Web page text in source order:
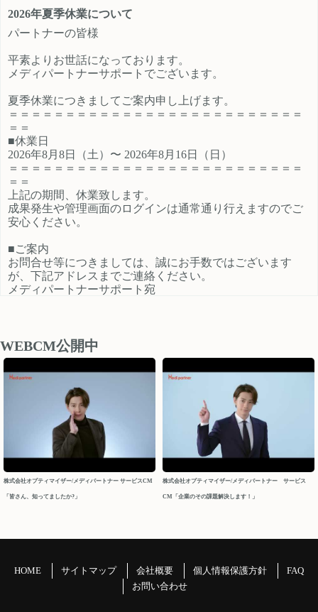
ださい。 メディパートナーにご登録
いただいているアフィリエイター様
連絡ください。
ール欄に注目のカテゴリを見たとい
う旨をご入力ください。 メディパー
ィリエイター様は「お問い合わせは
こちら」からご連絡ください。
2026年夏季休業について
パートナーの皆様
平素よりお世話になっております。
メディパートナーサポートでございます。
夏季休業につきましてご案内申し上げます。
＝＝＝＝＝＝＝＝＝＝＝＝＝＝＝＝＝＝＝＝＝＝＝＝＝＝
＝＝
■休業日
2026年8月8日（土）〜 2026年8月16日（日）
＝＝＝＝＝＝＝＝＝＝＝＝＝＝＝＝＝＝＝＝＝＝＝＝＝＝
＝＝
上記の期間、休業致します。
成果発生や管理画面のログインは通常通り行えますのでご
安心ください。
■ご案内
お問合せ等につきましては、誠にお手数ではございます
が、下記アドレスまでご連絡ください。
メディパートナーサポート宛
後、順次確認し対応させていただきます。
以上、ご迷惑をお掛け致しますが、どうぞよろしくお願い
申し上げます。
今後ともメディパートナーを何卒よろしくお願いいたしま
メディパートナーサポート
2026/04/10
ートでございます。
GW休業につきましてご案内申し上げます。
WEBCM公開中
株式会社オプティマイザー/メディパートナー サービスCM
「皆さん、知ってましたか?」
株式会社オプティマイザー/メディパートナー サービス
CM「企業のその課題解決します！」
HOME サイトマップ 会社概要 個人情報保護方針
FAQ
お問い合わせ